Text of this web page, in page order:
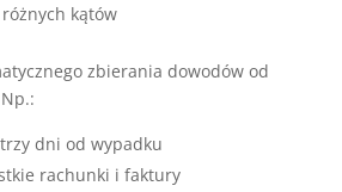
kątów
zbierania dowodów od
dni od wypadku
rachunki i faktury